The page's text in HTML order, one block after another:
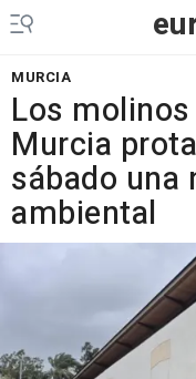
MURCIA
Los
Murcia
sábado una
ambiental